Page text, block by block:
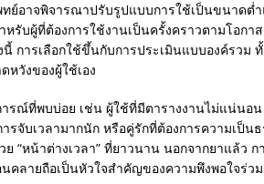
ย์อาจพิจารณาปรับรูปแบบการใช้เป็นขนาดต่
หรับผู้ที่ต้องการใช้งานเป็นครั้งคราวตามโอกา
นี้ การเลือกใช้ขึ้นกับการประเมินแบบองค์รวม
หวังของผู้ใช้เอง
รณ์ที่พบบ่อย เช่น ผู้ใช้ที่มีตารางงานไม่แน่นอน
ารจับเวลามากนัก หรือคู่รักที่ต้องการความเป็
“หน้าต่างเวลา” ที่ยาวนาน นอกจากยาแล้ว
คลายถือเป็นหัวใจสำคัญของความพึงพอใจร่ว